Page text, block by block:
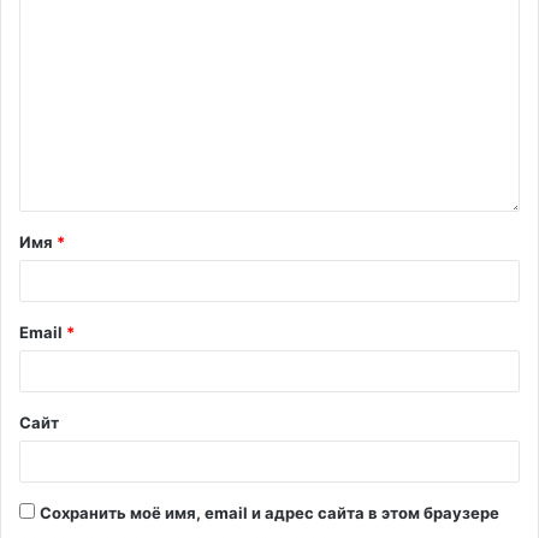
Имя *
Email *
Сайт
Сохранить моё имя, email и адрес сайта в этом браузере